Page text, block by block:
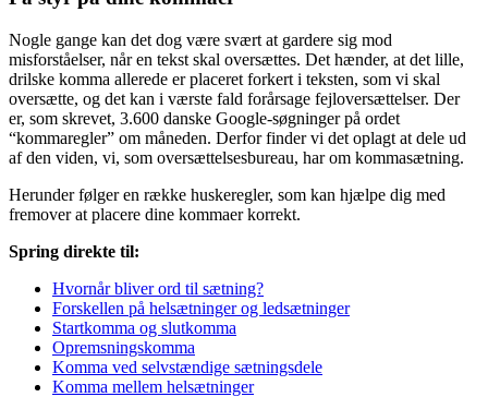
Nogle gange kan det dog være svært at gardere sig mod
misforståelser, når en tekst skal oversættes. Det hænder, at det lille,
drilske komma allerede er placeret forkert i teksten, som vi skal
oversætte, og det kan i værste fald forårsage fejloversættelser. Der
er, som skrevet, 3.600 danske Google-søgninger på ordet
“kommaregler” om måneden. Derfor finder vi det oplagt at dele ud
af den viden, vi, som oversættelsesbureau, har om kommasætning.
Herunder følger en række huskeregler, som kan hjælpe dig med
fremover at placere dine kommaer korrekt.
Spring direkte til:
Hvornår bliver ord til sætning?
Forskellen på helsætninger og ledsætninger
Startkomma og slutkomma
Opremsningskomma
Komma ved selvstændige sætningsdele
Komma mellem helsætninger